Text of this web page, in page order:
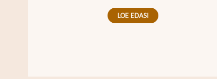
LOE EDASI